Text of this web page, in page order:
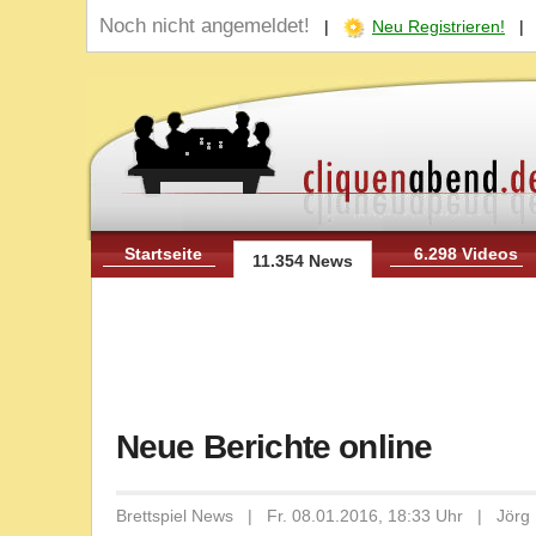
Noch nicht angemeldet! | Neu Registrieren!
Startseite 11.354 News 6.298 Videos
Neue Berichte online
Brettspiel News | Fr. 08.01.2016, 18:33 Uhr | Jörg